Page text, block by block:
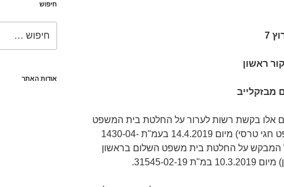
7
ראשון
מבזקלייב
אלו בקשת רשות לערור על החלטת בית המשפט
המחוזי מרכז בלוד (כבוד השופט חגי טרסי) מיום 14.4.2019 בעמ"ת 1430-04-
המבקש על החלטת בית משפט השלום בראשון
02-19.
חיפוש
אודות האתר